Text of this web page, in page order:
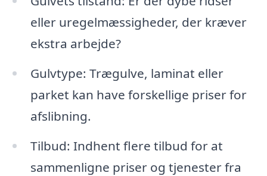
eller uregelmæssigheder, der kræver
ekstra arbejde?
Gulvtype: Trægulve, laminat eller
parket kan have forskellige priser for
afslibning.
Tilbud: Indhent flere tilbud for at
sammenligne priser og tjenester fra